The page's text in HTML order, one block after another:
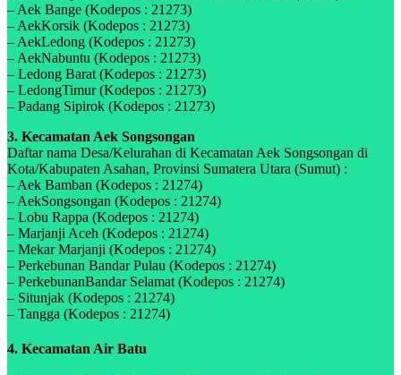
– Aek Bange (Kodepos : 21273)
– AekKorsik (Kodepos : 21273)
– AekLedong (Kodepos : 21273)
– AekNabuntu (Kodepos : 21273)
– Ledong Barat (Kodepos : 21273)
– LedongTimur (Kodepos : 21273)
– Padang Sipirok (Kodepos : 21273)
3. Kecamatan Aek Songsongan
Daftar nama Desa/Kelurahan di Kecamatan Aek Songsongan di
Kota/Kabupaten Asahan, Provinsi Sumatera Utara (Sumut) :
– Aek Bamban (Kodepos : 21274)
– AekSongsongan (Kodepos : 21274)
– Lobu Rappa (Kodepos : 21274)
– Marjanji Aceh (Kodepos : 21274)
– Mekar Marjanji (Kodepos : 21274)
– Perkebunan Bandar Pulau (Kodepos : 21274)
– PerkebunanBandar Selamat (Kodepos : 21274)
– Situnjak (Kodepos : 21274)
– Tangga (Kodepos : 21274)
4. Kecamatan Air Batu